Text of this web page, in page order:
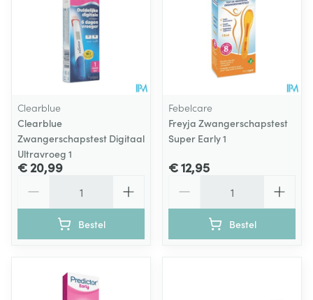
Clearblue
Clearblue
Zwangerschapstest Digitaal
Ultravroeg 1
€ 20,99
Bestel
Febelcare
Freyja Zwangerschapstest
Super Early 1
€ 12,95
Bestel